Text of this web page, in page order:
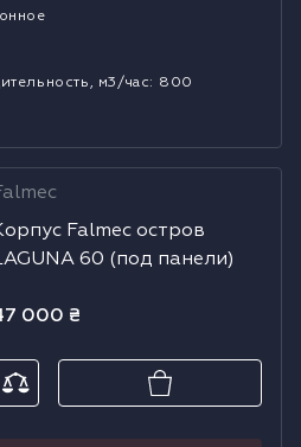
м3/час: 800
Falmec остров
60 (под панели)
000 ₴